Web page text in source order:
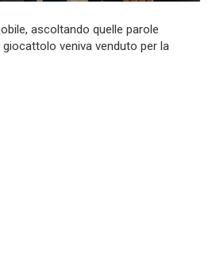
ascoltando quelle parole
veniva venduto per la